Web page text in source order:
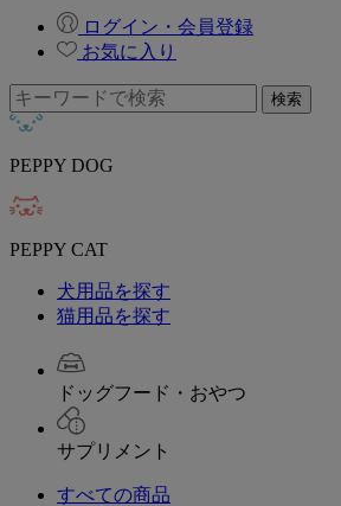
ログイン・会員登録
お気に入り
PEPPY DOG
PEPPY CAT
犬用品を探す
猫用品を探す
ドッグフード・おやつ
サプリメント
すべての商品